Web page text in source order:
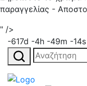
παραγγελίας -
" />
-617d -4h -49m -14s
Αναζήτηση
για: